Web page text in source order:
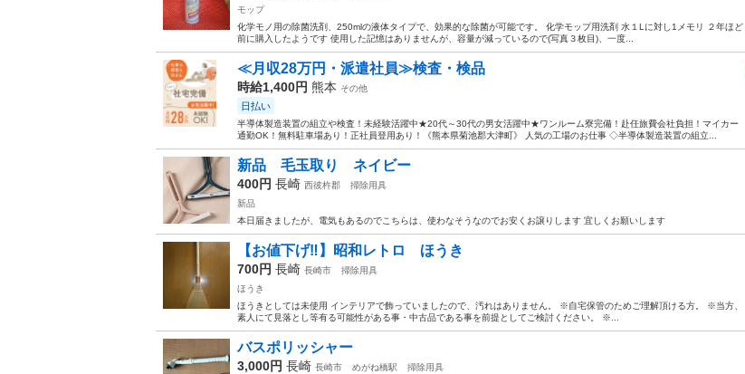
モップ
化学モノ用の除菌洗剤、250mlの液体タイプで、効果的な除菌が可能です。 化学モップ用洗剤 水１Lに対し1メモリ ２年ほど
前に購入したようです 使用した記憶はありませんが、容量が減っているので(写真３枚目)、一度...
≪月収28万円・派遣社員≫検査・検品
時給1,400円 熊本 その他
日払い
半導体製造装置の組立や検査！未経験活躍中★20代～30代の男女活躍中★ワンルーム寮完備！赴任旅費会社負担！マイカー
通勤OK！無料駐車場あり！正社員登用あり！《熊本県菊池郡大津町》 人気の工場のお仕事 ◇半導体製造装置の組立...
新品 毛玉取り ネイビー
400円 長崎 西彼杵郡
掃除用具
新品
本日届きましたが、電気もあるのでこちらは、使わなそうなのでお安くお譲りします 宜しくお願いします
【お値下げ‼️】昭和レトロ ほうき
700円 長崎 長崎市
掃除用具
ほうき
ほうきとしては未使用 インテリアで飾っていましたので、汚れはありません。 ※自宅保管のためご理解頂ける方。 ※当方、
素人にて見落とし等有る可能性がある事・中古品である事を前提としてご検討ください。 ※...
バスポリッシャー
3,000円 長崎 長崎市 めがね橋駅
掃除用具